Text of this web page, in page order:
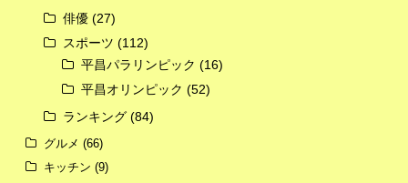
俳優 (27)
スポーツ (112)
平昌パラリンピック (16)
平昌オリンピック (52)
ランキング (84)
グルメ (66)
キッチン (9)